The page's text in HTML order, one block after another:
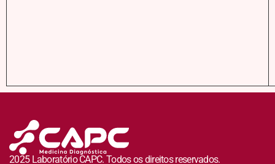
2025 Laboratório CAPC. Todos os direitos reservados.